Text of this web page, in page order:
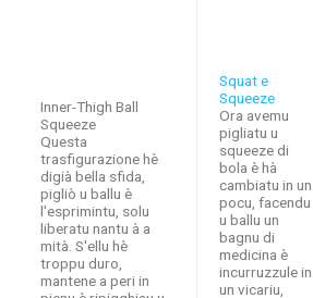
Inner-Thigh Ball
Squeeze
Questa
trasfigurazione hè
digià bella sfida,
pigliò u ballu è
l'esprimintu, solu
liberatu nantu à a
mità. S'ellu hè
troppu duro,
mantene a peri in
Squat e
Squeeze
Ora avemu
pigliatu u
squeeze di
bola è hà
cambiatu in un
pocu, facendu
u ballu un
bagnu di
medicina è
incurruzzule in
un vicariu,